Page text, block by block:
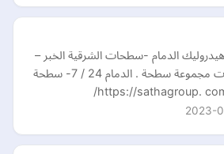
الدمام -سطحات الشرقية الخبر –
الجبيل – الظهران. خدمات مجموعة سطحة . الدمام 24 / 7- سطحة
2023-